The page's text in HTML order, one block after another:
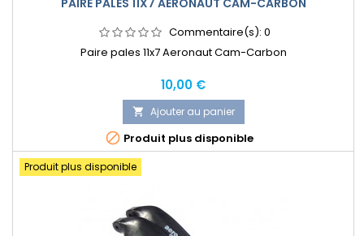
PAIRE PALES 11X7 AERONAUT CAM-CARBON
Commentaire(s): 0
Paire pales 11x7 Aeronaut Cam-Carbon
Prix
10,00 €
 Ajouter au panier
 Produit plus disponible
Produit plus disponible